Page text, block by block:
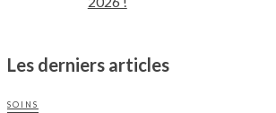
Les derniers articles
SOINS